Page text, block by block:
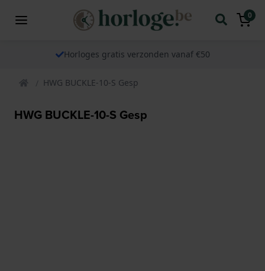
0
Horloges gratis verzonden vanaf €50
HWG BUCKLE-10-S Gesp
HWG BUCKLE-10-S Gesp